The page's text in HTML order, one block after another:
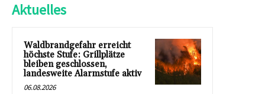
Aktuelles
Waldbrandgefahr erreicht
höchste Stufe: Grillplätze
bleiben geschlossen,
landesweite Alarmstufe aktiv
06.08.2026